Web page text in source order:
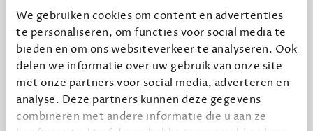
We gebruiken cookies om content en advertenties
te personaliseren, om functies voor social media te
bieden en om ons websiteverkeer te analyseren. Ook
delen we informatie over uw gebruik van onze site
met onze partners voor social media, adverteren en
analyse. Deze partners kunnen deze gegevens
combineren met andere informatie die u aan ze
Geef cadeau
Alles van Dewey Free
Word een bovengemiddelde lezer met 6 boeken